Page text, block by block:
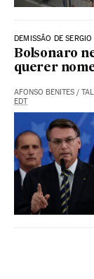
DEMISSÃO DE
Bolsonaro
querer
AFONSO BENITES /
EDT